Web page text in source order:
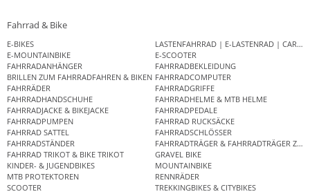
Fahrrad & Bike
E-BIKES
LASTENFAHRRAD | E-LASTENRAD |
E-MOUNTAINBIKE
E-SCOOTER
FAHRRADANHÄNGER
FAHRRADBEKLEIDUNG
BRILLEN ZUM FAHRRADFAHREN & BIKEN FAHRRADCOMPUTER
FAHRRÄDER
FAHRRADGRIFFE
FAHRRADHANDSCHUHE
FAHRRADHELME & MTB HELME
FAHRRADJACKE & BIKEJACKE
FAHRRADPEDALE
FAHRRADPUMPEN
FAHRRAD RUCKSÄCKE
FAHRRAD SATTEL
FAHRRADSCHLÖSSER
FAHRRADSTÄNDER
FAHRRADTRÄGER & FAHRRADTRÄGER
FAHRRAD TRIKOT & BIKE TRIKOT
GRAVEL BIKE
KINDER- & JUGENDBIKES
MOUNTAINBIKE
MTB PROTEKTOREN
RENNRÄDER
SCOOTER
TREKKINGBIKES & CITYBIKES